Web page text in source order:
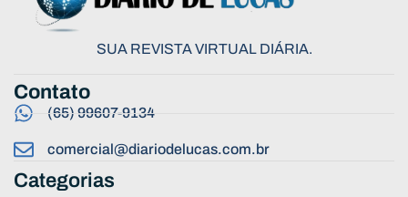
SUA REVISTA VIRTUAL DIÁRIA.
Contato
(65) 99607-9134
comercial@diariodelucas.com.br
Categorias